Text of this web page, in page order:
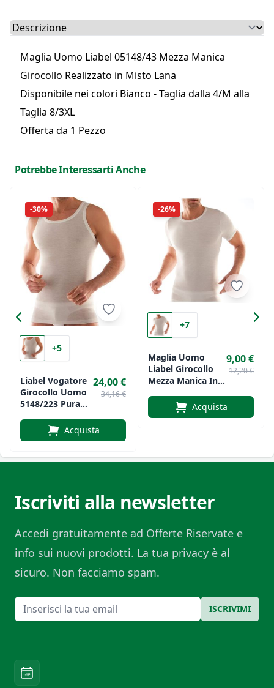
Select a tab
Maglia Uomo Liabel 05148/43 Mezza Manica
Girocollo Realizzato in Misto Lana
Disponibile nei colori Bianco - Taglia dalla 4/M alla
Taglia 8/3XL
Offerta da 1 Pezzo
Potrebbe Interessarti Anche
-30%
+5
Liabel Vogatore
Girocollo Uomo
5148/223 Pura
24,00 €
34,16 €
Acquista
-26%
+7
Maglia Uomo
Liabel Girocollo
Mezza Manica In
5110 J079
9,00 €
12,20 €
Acquista
Iscriviti alla newsletter
Accedi gratuitamente ad Offerte Riservate e
info sui nuovi prodotti. La tua privacy è al
sicuro. Non facciamo spam.
Email ISCRIVIMI